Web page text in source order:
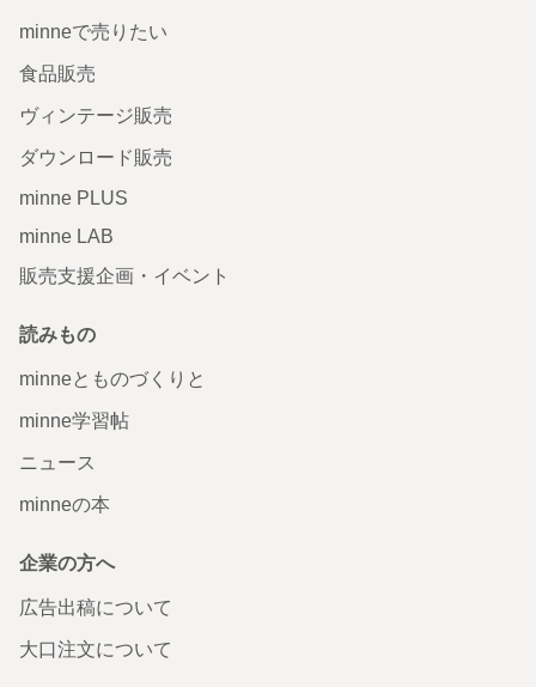
minneで売りたい
食品販売
ヴィンテージ販売
ダウンロード販売
minne PLUS
minne LAB
販売支援企画・イベント
読みもの
minneとものづくりと
minne学習帖
ニュース
minneの本
企業の方へ
広告出稿について
大口注文について